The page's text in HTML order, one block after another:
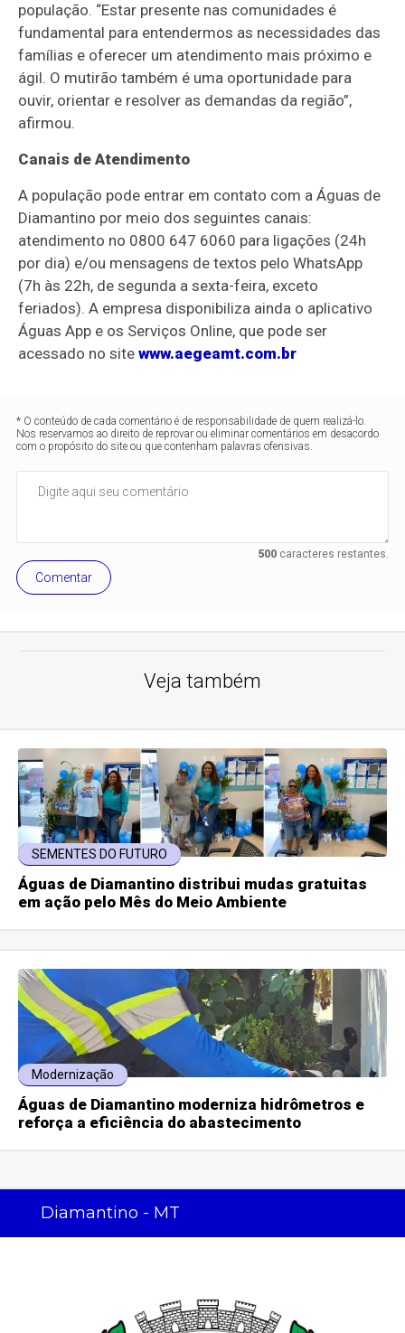
população. “Estar presente nas comunidades é
fundamental para entendermos as necessidades das
famílias e oferecer um atendimento mais próximo e
ágil. O mutirão também é uma oportunidade para
ouvir, orientar e resolver as demandas da região”,
afirmou.
Canais de Atendimento
A população pode entrar em contato com a Águas de
Diamantino por meio dos seguintes canais:
atendimento no 0800 647 6060 para ligações (24h
por dia) e/ou mensagens de textos pelo WhatsApp
(7h às 22h, de segunda a sexta-feira, exceto
feriados). A empresa disponibiliza ainda o aplicativo
Águas App e os Serviços Online, que pode ser
acessado no sitewww.aegeamt.com.br
* O conteúdo de cada comentário é de responsabilidade de quem realizá-lo.
Nos reservamos ao direito de reprovar ou eliminar comentários em desacordo
com o propósito do site ou que contenham palavras ofensivas.
500caracteres restantes.
Comentar
Veja também
SEMENTES DO FUTURO
Águas de Diamantino distribui mudas gratuitas
em ação pelo Mês do Meio Ambiente
Modernização
Águas de Diamantino moderniza hidrômetros e
reforça a eficiência do abastecimento
Diamantino - MT